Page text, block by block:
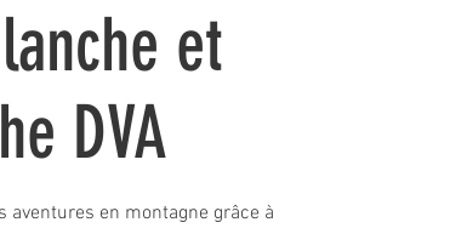
et
DVA
aventures en montagne grâce à